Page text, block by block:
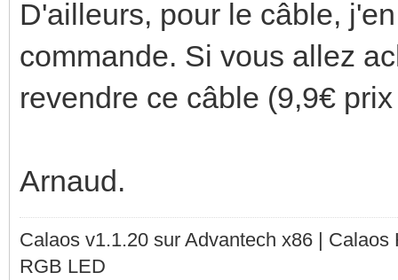
D'ailleurs, pour le câble,
commande. Si vous allez
revendre ce câble (9,9€
Arnaud.
Calaos v1.1.20 sur Advantech x86 |
RGB LED